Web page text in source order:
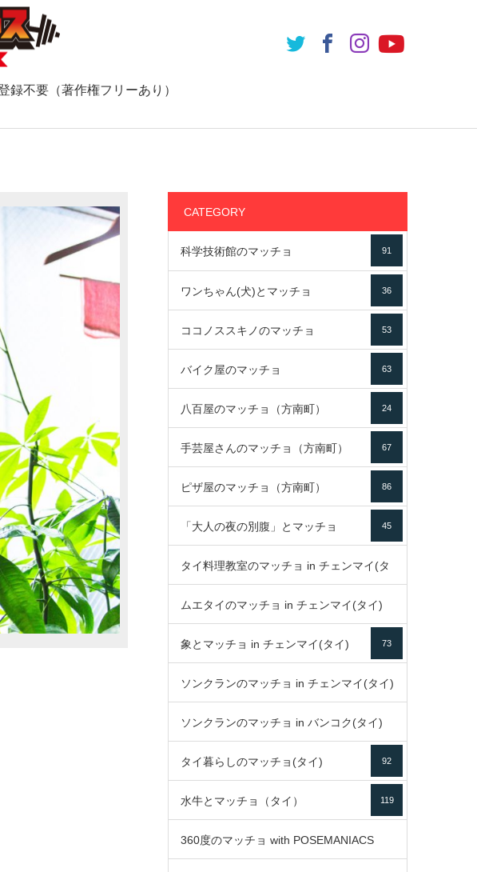
録不要（著作権フリーあり）
CATEGORY
科学技術館のマッチョ 91
ワンちゃん(犬)とマッチョ 36
ココノススキノのマッチョ 53
バイク屋のマッチョ 63
八百屋のマッチョ（方南町） 24
手芸屋さんのマッチョ（方南町） 67
ピザ屋のマッチョ（方南町） 86
「大人の夜の別腹」とマッチョ 45
タイ料理教室のマッチョ in チェンマイ(タ
イ)
ムエタイのマッチョ in チェンマイ(タイ)
79
象とマッチョ in チェンマイ(タイ) 73
ソンクランのマッチョ in チェンマイ(タイ)
ソンクランのマッチョ in バンコク(タイ)
85
タイ暮らしのマッチョ(タイ) 92
水牛とマッチョ（タイ） 119
360度のマッチョ with POSEMANIACS